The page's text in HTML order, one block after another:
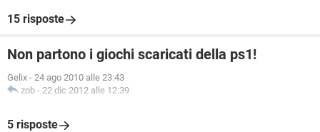
15 risposte
Non partono i giochi scaricati della ps1!
Gelix - 24 ago 2010 alle 23:43
zob - 22 dic 2012 alle 12:39
5 risposte